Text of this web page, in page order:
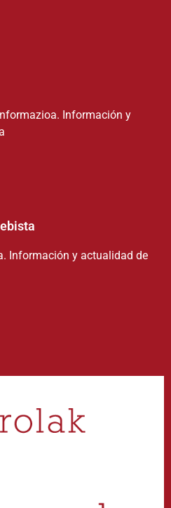
Información y
Información y actualidad de